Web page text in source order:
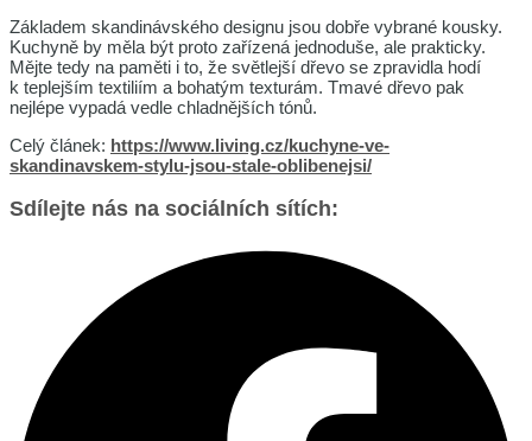
Základem skandinávského designu jsou dobře vybrané kousky.
Kuchyně by měla být proto zařízená jednoduše, ale prakticky.
Mějte tedy na paměti i to, že světlejší dřevo se zpravidla hodí
k teplejším textiliím a bohatým texturám. Tmavé dřevo pak
nejlépe vypadá vedle chladnějších tónů.
Celý článek: https://www.living.cz/kuchyne-ve-
skandinavskem-stylu-jsou-stale-oblibenejsi/
Sdílejte nás na sociálních sítích: